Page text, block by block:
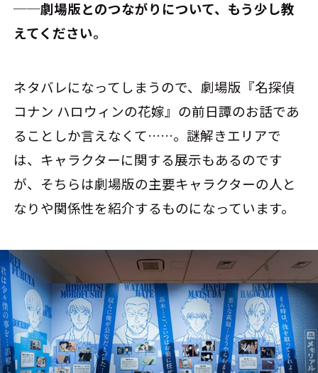
──劇場版とのつながりについて、もう少し教
えてください。
ネタバレになってしまうので、劇場版『名探偵
コナン ハロウィンの花嫁』の前日譚のお話であ
ることしか言えなくて……。謎解きエリアで
は、キャラクターに関する展示もあるのです
が、そちらは劇場版の主要キャラクターの人と
なりや関係性を紹介するものになっています。